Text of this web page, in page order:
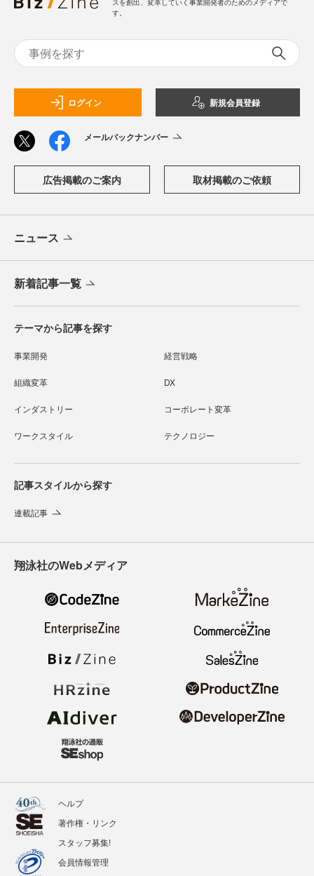
スを創出、変革していく事業開発者のためのメディアで
す。
ログイン 新規会員登録
メールバックナンバー
広告掲載のご案内 取材掲載のご依頼
ニュース
新着記事一覧
テーマから記事を探す
事業開発 経営戦略
組織変革 DX
インダストリー コーポレート変革
ワークスタイル テクノロジー
記事スタイルから探す
連載記事
翔泳社のWebメディア
ヘルプ
著作権・リンク
スタッフ募集!
会員情報管理